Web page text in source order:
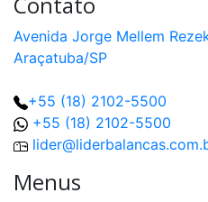
Avenida Jorge Mellem
Araçatuba/SP
+55 (18) 2102-5500
+55 (18) 2102-5500
Menus